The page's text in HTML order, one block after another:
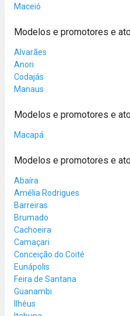
Maceió
Modelos e promotores e
Alvarães
Anori
Codajás
Manaus
Modelos e promotores e
Macapá
Modelos e promotores e
Abaíra
Amélia Rodrigues
Barreiras
Brumado
Cachoeira
Camaçari
Conceição do Coité
Eunápolis
Feira de Santana
Guanambi
Ilhéus